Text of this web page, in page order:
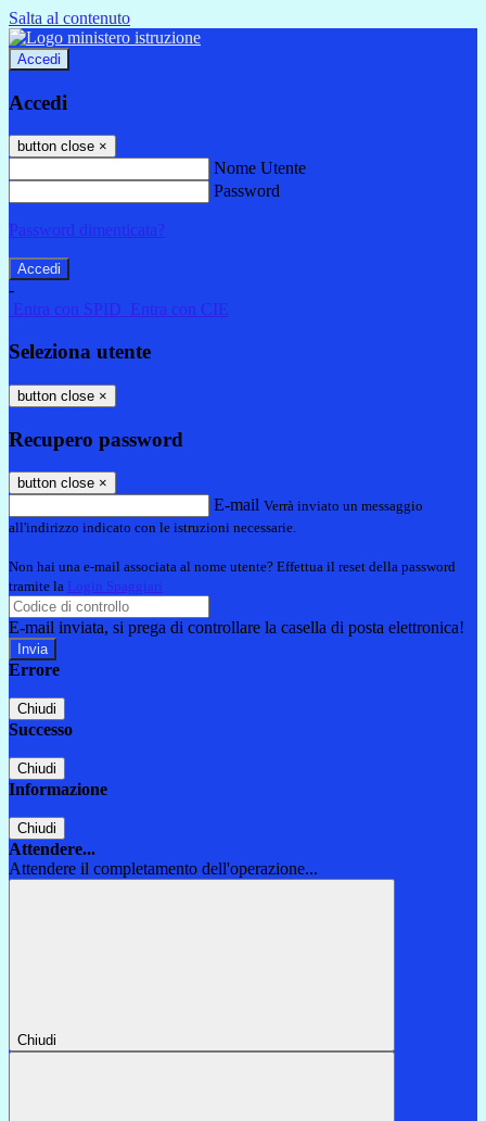
Salta al contenuto
Accedi
Accedi
button close ×
Nome Utente
Password
Password dimenticata?
-
Entra con SPID
Entra con CIE
Seleziona utente
button close ×
Recupero password
button close ×
E-mail Verrà inviato un messaggio
all'indirizzo indicato con le istruzioni necessarie.
Non hai una e-mail associata al nome utente? Effettua il reset della password
tramite la Login Spaggiari
E-mail inviata, si prega di controllare la casella di posta elettronica!
Errore
Chiudi
Successo
Chiudi
Informazione
Chiudi
Attendere...
Attendere il completamento dell'operazione...
Chiudi